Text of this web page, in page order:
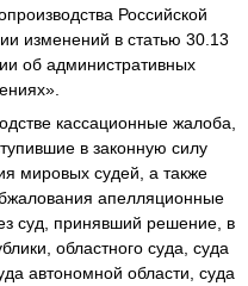
Российской
изменений в статью 30.13
об административных
кассационные жалоба,
в законную силу
мировых судей, а также
апелляционные
суд, принявший решение, в
областного суда, суда
автономной области, суда